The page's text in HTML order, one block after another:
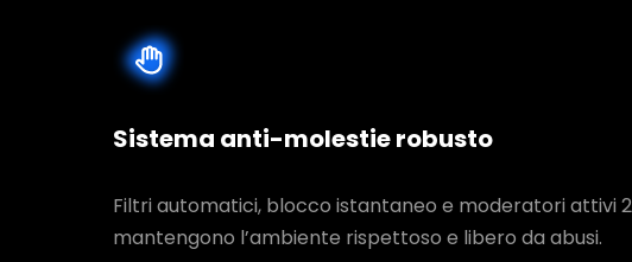
Sistema anti-molestie robusto
Filtri automatici, blocco istantaneo e moderatori attivi
mantengono l’ambiente rispettoso e libero da abusi.